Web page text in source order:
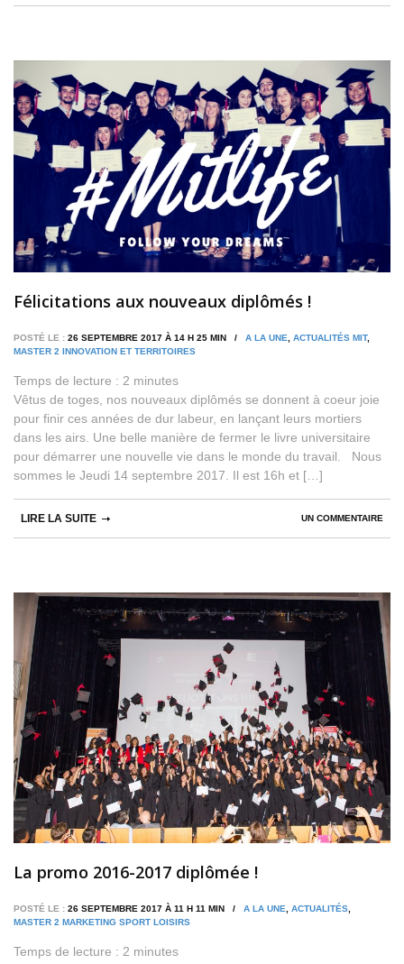
Félicitations aux nouveaux diplômés !
POSTÉ LE : 26 SEPTEMBRE 2017 À 14 H 25 MIN / A LA UNE ACTUALITÉS MIT,
MASTER 2 INNOVATION ET TERRITOIRES
Temps de lecture : 2 minutes
Vêtus de toges, nos nouveaux diplômés se donnent à coeur joie
pour finir ces années de dur labeur, en lançant leurs mortiers
dans les airs. Une belle manière de fermer le livre universitaire
pour démarrer une nouvelle vie dans le monde du travail. Nous
sommes le Jeudi 14 septembre 2017. Il est 16h et […]
UN COMMENTAIRE
LIRE LA SUITE
La promo 2016-2017 diplômée !
POSTÉ LE : 26 SEPTEMBRE 2017 À 11 H 11 MIN / A LA UNE, ACTUALITÉS,
MASTER 2 MARKETING SPORT LOISIRS
Temps de lecture : 2 minutes